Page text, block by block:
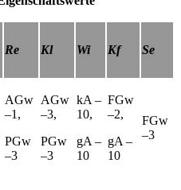
Re Kl Wi Kf Se
AGw
–1,
PGw
–3
AGw
–3,
PGw
–3
kA –
10,
gA –
10
FGw
–2,
gA –
10
FGw
–3